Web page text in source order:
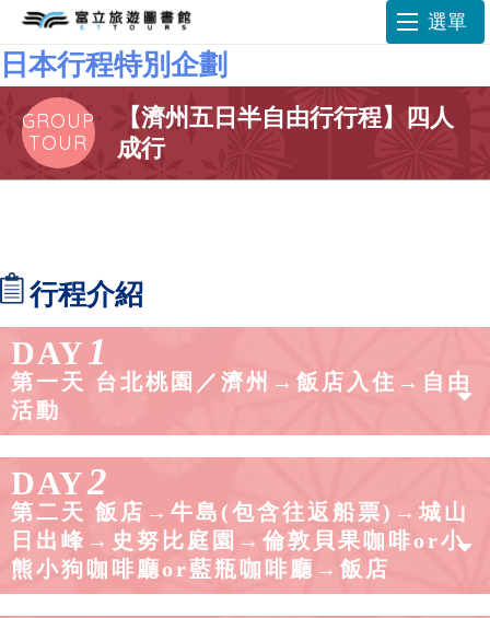
選單
日本行程特別企劃
GROUP
TOUR
【濟州五日半自由行行程】四人
成行
行程介紹
DAY1
第一天 台北桃園／濟州→飯店入住→自由
活動
DAY2
第二天 飯店→牛島(包含往返船票)→城山
日出峰→史努比庭園→倫敦貝果咖啡or小
熊小狗咖啡廳or藍瓶咖啡廳→飯店